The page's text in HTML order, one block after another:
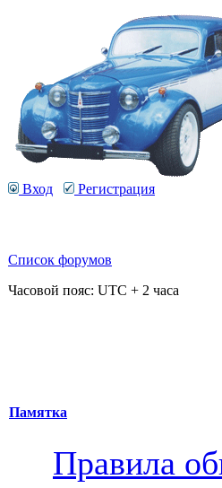
Вход Регистрация
Список форумов
Часовой пояс: UTC + 2 часа
Памятка
Правила